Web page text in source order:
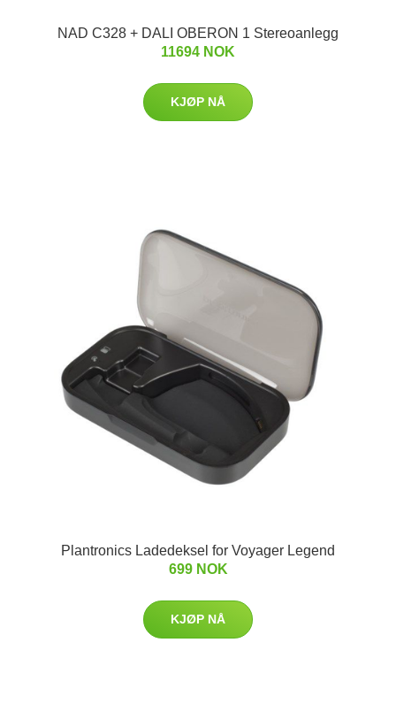
NAD C328 + DALI OBERON 1 Stereoanlegg
11694 NOK
KJØP NÅ
Plantronics Ladedeksel for Voyager Legend
699 NOK
KJØP NÅ